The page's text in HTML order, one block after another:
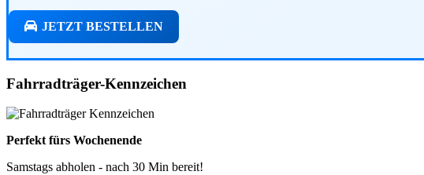
JETZT BESTELLEN
Fahrradträger-Kennzeichen
Perfekt fürs Wochenende
Samstags abholen - nach 30 Min bereit!